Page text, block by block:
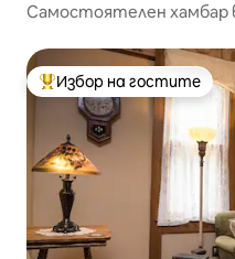
Самостоятелен хамбар
Най-популярен избор на
Избор на гостите